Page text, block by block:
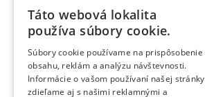
CZECH
Táto webová lokalita
používa súbory cookie.
Súbory cookie používame na prispôsobenie
obsahu, reklám a analýzu návštevnosti.
Informácie o vašom používaní našej stránky
zdieľame aj s našimi reklamnými a